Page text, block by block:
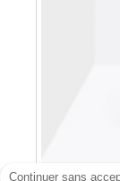
Continuer sans